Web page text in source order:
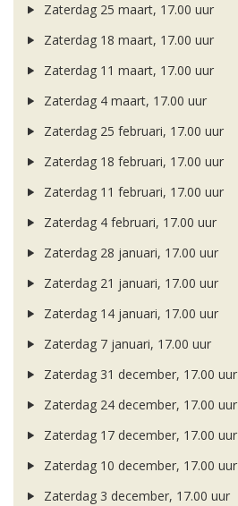
Zaterdag 25 maart, 17.00 uur
Zaterdag 18 maart, 17.00 uur
Zaterdag 11 maart, 17.00 uur
Zaterdag 4 maart, 17.00 uur
Zaterdag 25 februari, 17.00 uur
Zaterdag 18 februari, 17.00 uur
Zaterdag 11 februari, 17.00 uur
Zaterdag 4 februari, 17.00 uur
Zaterdag 28 januari, 17.00 uur
Zaterdag 21 januari, 17.00 uur
Zaterdag 14 januari, 17.00 uur
Zaterdag 7 januari, 17.00 uur
Zaterdag 31 december, 17.00 uur
Zaterdag 24 december, 17.00 uur
Zaterdag 17 december, 17.00 uur
Zaterdag 10 december, 17.00 uur
Zaterdag 3 december, 17.00 uur